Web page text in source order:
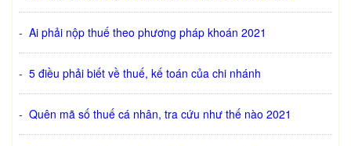
- Ai phải nộp thuế theo phương pháp khoán 2021
- 5 điều phải biết về thuế, kế toán của chi nhánh
- Quên mã số thuế cá nhân, tra cứu như thế nào 2021